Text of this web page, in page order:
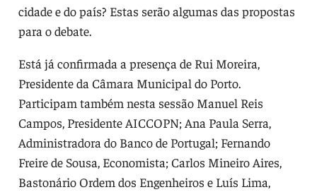
cidade e do país? Estas serão algumas das propostas
para o debate.
Está já confirmada a presença de Rui Moreira,
Presidente da Câmara Municipal do Porto.
Participam também nesta sessão Manuel Reis
Campos, Presidente AICCOPN; Ana Paula Serra,
Administradora do Banco de Portugal; Fernando
Freire de Sousa, Economista; Carlos Mineiro Aires,
Bastonário Ordem dos Engenheiros e Luís Lima,